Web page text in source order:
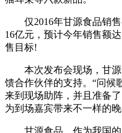
仅2016年甘源食品销售
16亿元，预计今年销售额
售目标!
本次发布会现场，甘源
馈合作伙伴的支持。“问候
来到现场助阵，并且准备
为到场嘉宾带来不一样的晚
甘源食品，作为我国的